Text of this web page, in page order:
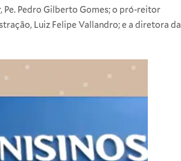
Pedro Gilberto Gomes; o pró-reitor
Luiz Felipe Vallandro; e a diretora da